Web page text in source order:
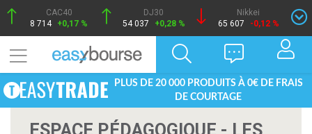
CAC40
8 714 +0,17 %
DJ30
54 037
+0,28 %
Nikkei
65 607
-0,12 %
PLUS DE 20 000 PRODUITS À 0€ DE FRAIS
DE COURTAGE